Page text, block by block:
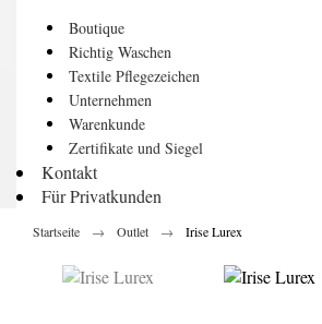
Boutique
Richtig Waschen
Textile Pflegezeichen
Unternehmen
Warenkunde
Zertifikate und Siegel
Kontakt
Für Privatkunden
Startseite Outlet Irise Lurex